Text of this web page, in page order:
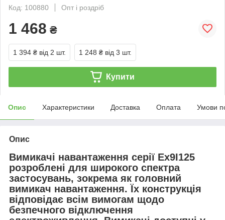
Код: 100880
Опт і роздріб
1 468 ₴
1 394 ₴ від 2 шт. 1 248 ₴ від 3 шт.
Купити
Опис Характеристики Доставка Оплата Умови
Опис
Вимикачі навантаження серії Ex9I125
розроблені для широкого спектра
застосувань, зокрема як головний
вимикач навантаження. Їх конструкція
відповідає всім вимогам щодо
безпечного відключення